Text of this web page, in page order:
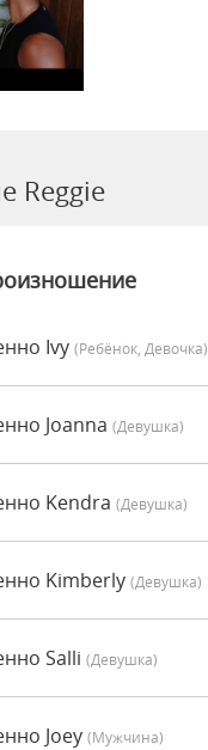
Reggie
Ivy (Ребёнок, Девочка)
Joanna (девушка)
Kendra (девушка)
Kimberly (девушка)
Salli (девушка)
Joey (мужчина)